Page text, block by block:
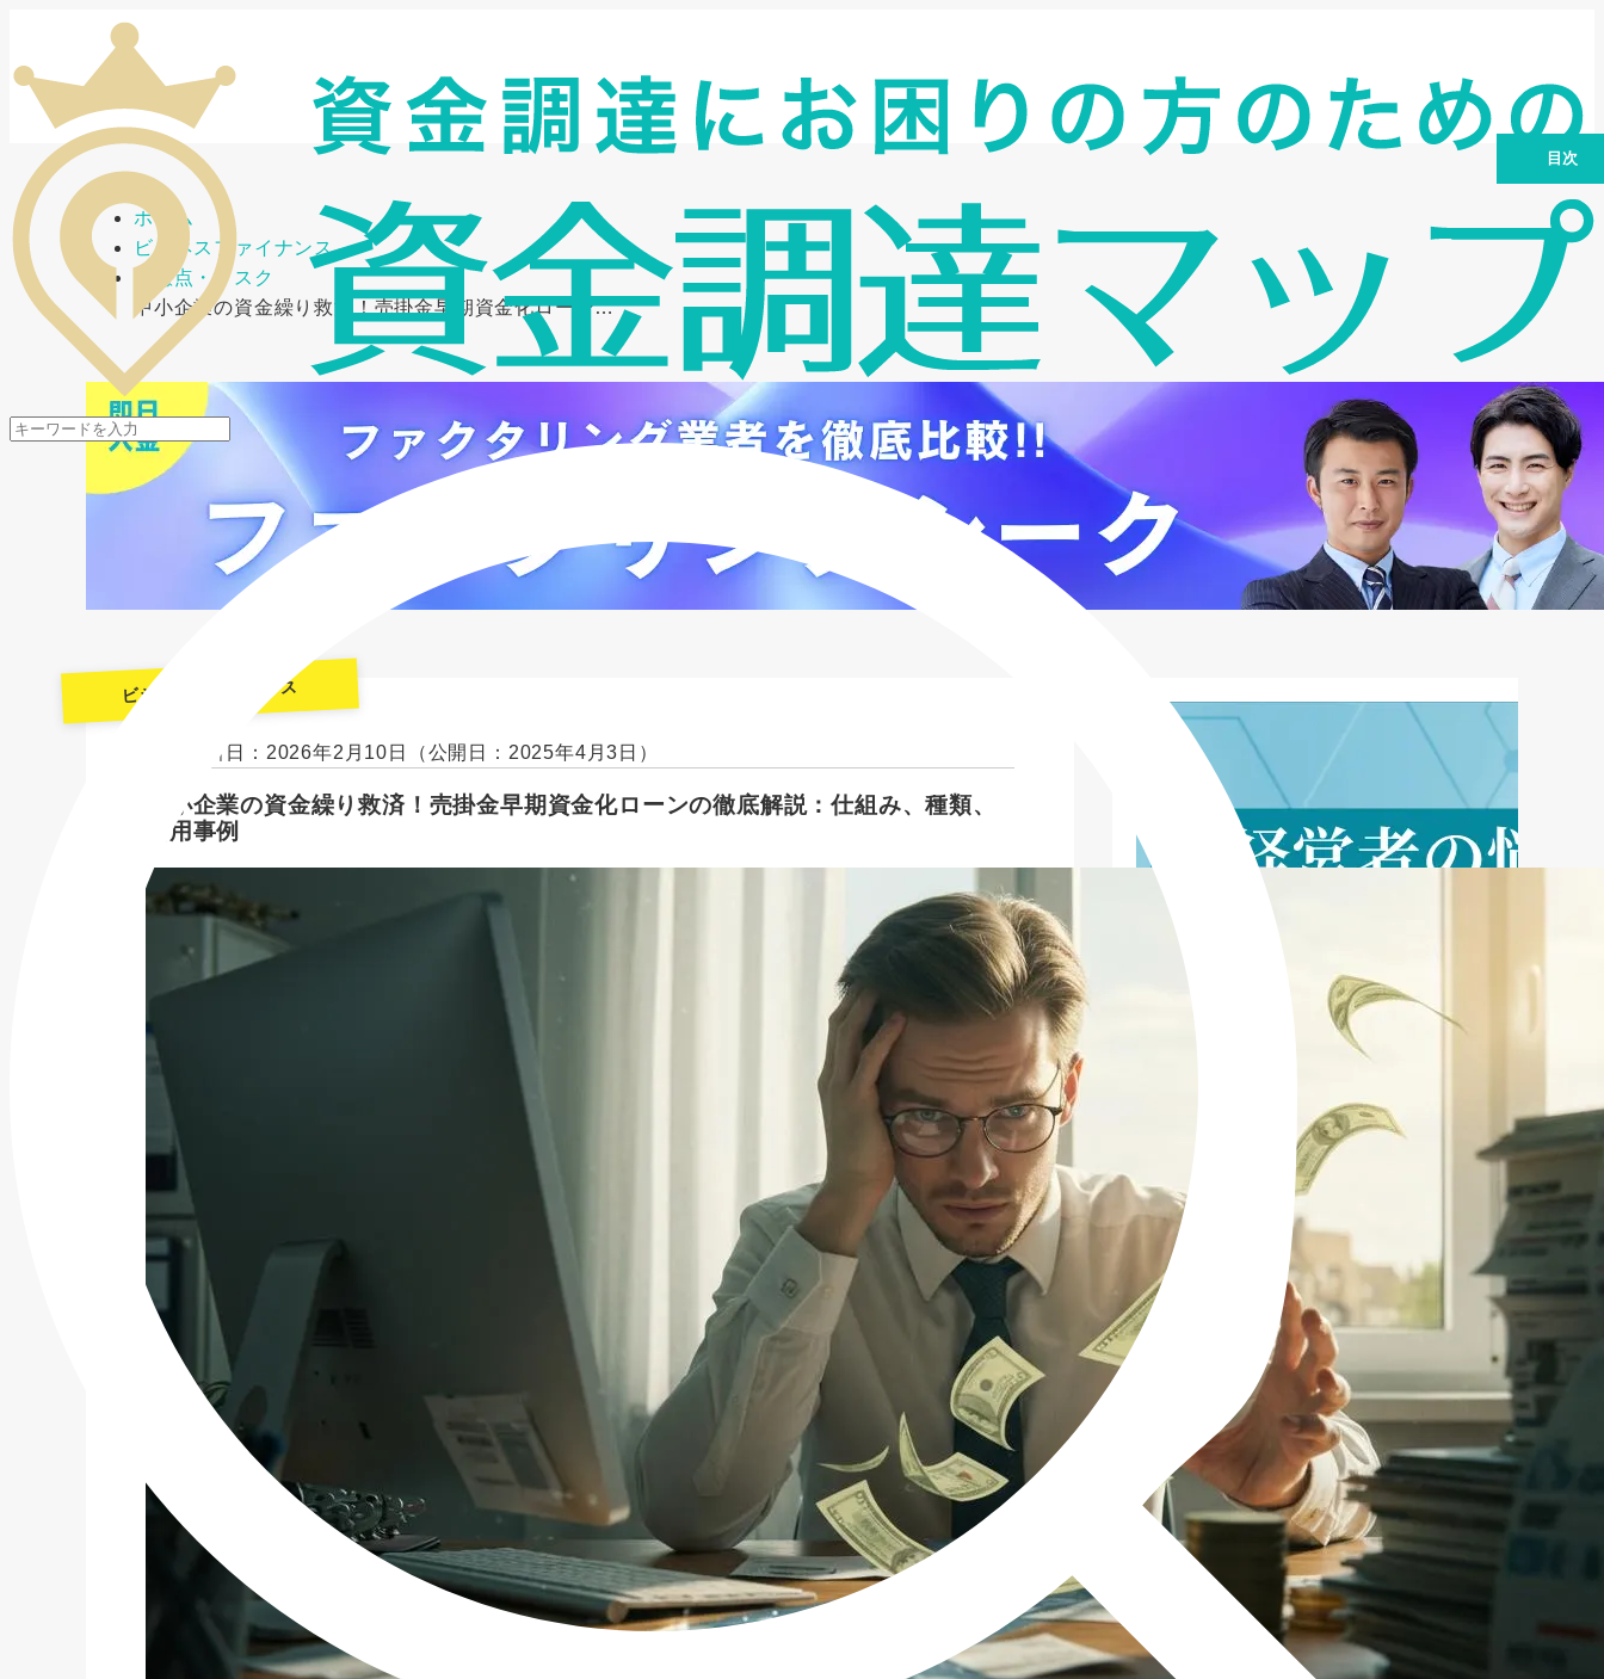
メニューを開閉
ホーム
ビジネスファイナンス
注意点・リスク
中小企業の資金繰り救済！売掛金早期資金化ローン…
ビジネスファイナンス
最終更新日：2026年2月10日 （公開日：2025年4月3日）
中小企業の資金繰り救済！売掛金早期資金化ローンの徹底解説：仕組み、種類、
活用事例
目次
目されているのか？
本記事でわかること：売掛金早期資金化
ローンに関する疑問を解消
売掛金早期資金化ローンとは？仕組みと
売掛金早期資金化ローンのメリット・デ
メリット：資金繰り改善効果
中小企業における活用事例：資金繰り改
売掛金早期資金化ローンの選び方と注意
点
申し込みから審査、契約、資金調達、売
掛金回収までの流れ
善
まとめ：売掛金早期資金化ローンを賢く
活用するために